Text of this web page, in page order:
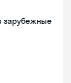
зарубежные